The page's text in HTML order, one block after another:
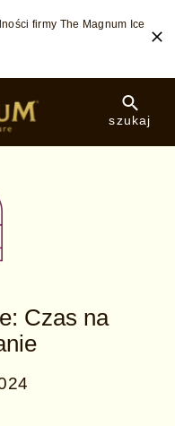
firmy The Magnum Ice
szukaj
Czas na